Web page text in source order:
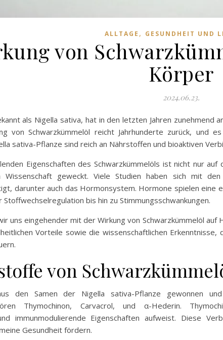
ALLTAGE , GESUNDHEIT UND
von
Körper
2024.06.23.
als Nigella sativa, hat in den letzten Jahren
von Schwarzkümmelöl reicht Jahrhunderte zurück, und
sativa-Pflanze sind reich an Nährstoffen und bioaktiven
Eigenschaften des Schwarzkümmelöls ist nicht nur
geweckt. Viele Studien haben sich mit den
darunter auch das Hormonsystem. Hormone spielen eine
bis hin zu Stimmungsschwankungen.
uns eingehender mit der Wirkung von Schwarzkümmelöl
Vorteile sowie die wissenschaftlichen
von
den Samen der Nigella sativa-Pflanze gewonnen
Thymochinon, Carvacrol, und α-Hederin.
immunmodulierende Eigenschaften aufweist. Diese
Gesundheit fördern.